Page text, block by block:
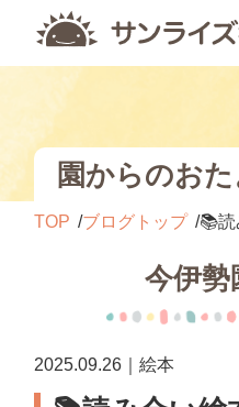
園からのおた
TOP ブログトップ 📚読
今伊
2025.09.26｜絵本